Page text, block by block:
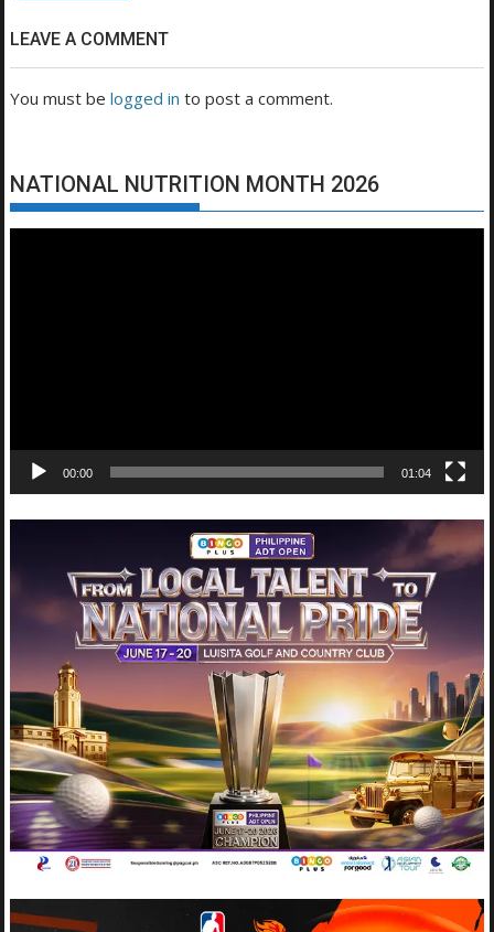
LEAVE A COMMENT
You must belogged in to post a comment.
NATIONAL NUTRITION MONTH 2026
00:00 01:04